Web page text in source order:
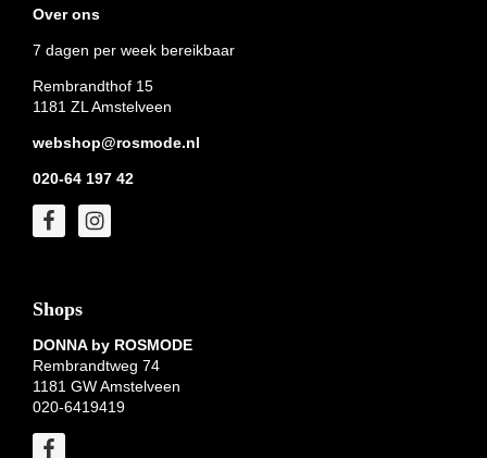
Over ons
7 dagen per week bereikbaar
Rembrandthof 15
1181 ZL Amstelveen
webshop@rosmode.nl
020-64 197 42
Shops
DONNA by ROSMODE
Rembrandtweg 74
1181 GW Amstelveen
020-6419419